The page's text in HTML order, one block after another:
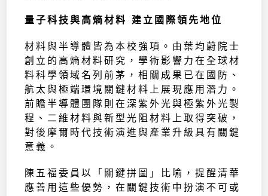
量子科技與高熵材料 建立國際領先地位
材料與半導體皆為本校強項。由葉均蔚院士
創立的高熵材料研究，學術影響力在全球材
料科學領域名列前茅，相關成果已在國防、
航太與極端環境關鍵材料上展現應用潛力。
前瞻半導體團隊則在深紫外光與極紫外光製
程、二維材料與新型光阻材料上取得突破，
對後摩爾時代技術演進與產業升級具有關鍵
意義。
陳五福委員以「關鍵拼圖」比喻，提醒清華
應善用這些優勢，在關鍵技術中扮演不可或